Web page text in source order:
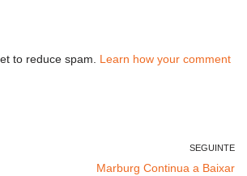
to reduce spam. Learn how your comment
SEGUINTE
Marburg Continua a Baixar